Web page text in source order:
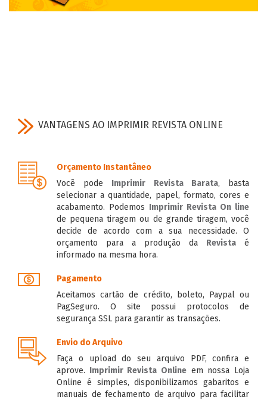
VANTAGENS AO IMPRIMIR REVISTA ONLINE
Orçamento Instantâneo
Você pode Imprimir Revista Barata, basta
selecionar a quantidade, papel, formato, cores e
acabamento. Podemos Imprimir Revista On line
de pequena tiragem ou de grande tiragem, você
decide de acordo com a sua necessidade. O
orçamento para a produção da Revista é
informado na mesma hora.
Pagamento
Aceitamos cartão de crédito, boleto, Paypal ou
PagSeguro. O site possui protocolos de
segurança SSL para garantir as transações.
Envio do Arquivo
Faça o upload do seu arquivo PDF, confira e
aprove. Imprimir Revista Online em nossa Loja
Online é simples, disponibilizamos gabaritos e
manuais de fechamento de arquivo para facilitar